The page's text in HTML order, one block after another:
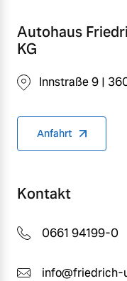
Autohaus
KG
Innstraße 9 |
Anfahrt
Kontakt
0661 94199-0
info@friedrich-